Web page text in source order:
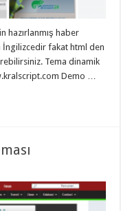
hazırlanmış haber
İngilizcedir fakat html den
Tema dinamik
Demo …